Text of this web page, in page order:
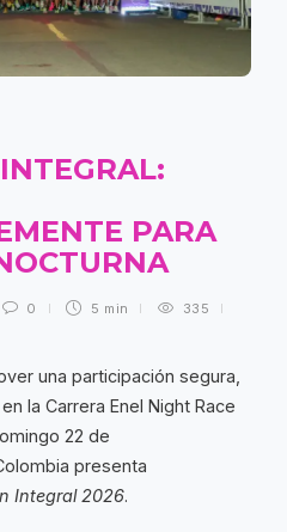
PARA
0 5 min 335
una participación segura,
la Carrera Enel Night Race
22 de
presenta
Integral 2026.